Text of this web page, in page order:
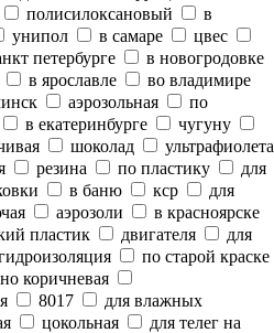
полисилоксановый
в
унипол в самаре
цвес
петербурге
в новогродовке
в ярославле
во владимире
аэрозольная
по
в екатеринбурге
чугуну
шоколад
ультрафиолета
резина по пластику
для
в баню кср
для
аэрозоли
в красноярске
пластик двигателя
для
по старой краске
коричневая
8017
для влажных
цокольная
для телег на